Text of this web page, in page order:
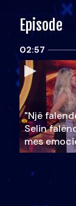
Episode
02:57
"Një
Selin
mes